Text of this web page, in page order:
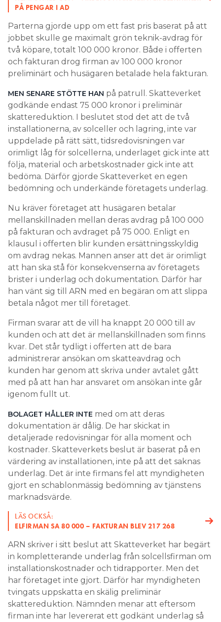
PÅ PENGAR I AD
Parterna gjorde upp om ett fast pris baserat på att
jobbet skulle ge maximalt grön teknik-avdrag för
två köpare, totalt 100 000 kronor. Både i offerten
och fakturan drog firman av 100 000 kronor
preliminärt och husägaren betalade hela fakturan.
MEN SENARE STÖTTE HAN på patrull. Skatteverket
godkände endast 75 000 kronor i preliminär
skattereduktion. I beslutet stod det att de två
installationerna, av solceller och lagring, inte var
uppdelade på rätt sätt, tidsredovisningen var
orimligt låg för solcellerna, underlaget gick inte att
följa, material och arbetskostnader gick inte att
bedöma. Därför gjorde Skatteverket en egen
bedömning och underkände företagets underlag.
Nu kräver företaget att husägaren betalar
mellanskillnaden mellan deras avdrag på 100 000
på fakturan och avdraget på 75 000. Enligt en
klausul i offerten blir kunden ersättningsskyldig
om avdrag nekas. Mannen anser att det är orimligt
att han ska stå för konsekvenserna av företagets
brister i underlag och dokumentation. Därför har
han vänt sig till ARN med en begäran om att slippa
betala något mer till företaget.
Firman svarar att de vill ha knappt 20 000 till av
kunden och att det är mellanskillnaden som finns
kvar. Det står tydligt i offerten att de bara
administrerar ansökan om skatteavdrag och
kunden har genom att skriva under avtalet gått
med på att han har ansvaret om ansökan inte går
igenom fullt ut.
BOLAGET HÅLLER INTE med om att deras
dokumentation är dålig. De har skickat in
detaljerade redovisningar för alla moment och
kostnader. Skatteverkets beslut är baserat på en
värdering av installationen, inte på att det saknas
underlag. Det är inte firmans fel att myndigheten
gjort en schablonmässig bedömning av tjänstens
marknadsvärde.
LÄS OCKSÅ:
ELFIRMAN SA 80 000 – FAKTURAN BLEV 217 268
ARN skriver i sitt beslut att Skatteverket har begärt
in kompletterande underlag från solcellsfirman om
installationskostnader och tidrapporter. Men det
har företaget inte gjort. Därför har myndigheten
tvingats uppskatta en skälig preliminär
skattereduktion. Nämnden menar att eftersom
firman inte har levererat ett godkänt underlag så